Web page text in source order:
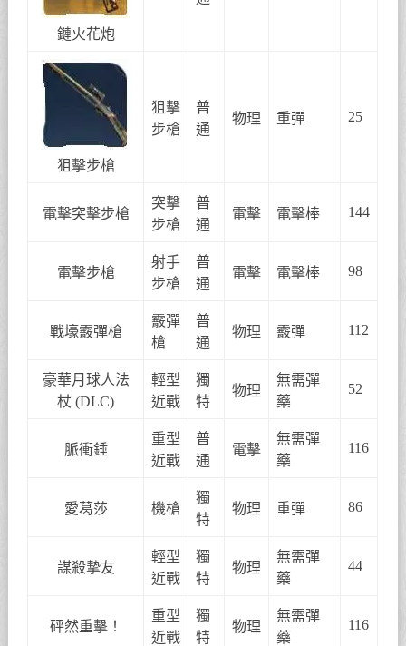
鏈火花炮
狙擊步槍
狙擊
步槍
普
通
物理 重彈 25
電擊突擊步槍
突擊
步槍
普
通
電擊 電擊棒 144
電擊步槍
射手
步槍
普
通
電擊 電擊棒 98
戰壕霰彈槍
霰彈
槍
普
通
物理 霰彈 112
豪華月球人法
杖 (DLC)
輕型
近戰
獨
特
物理
無需彈
藥
52
脈衝錘
重型
近戰
普
通
電擊
無需彈
藥
116
愛葛莎 機槍
獨
特
物理 重彈 86
謀殺摯友
輕型
近戰
獨
特
物理
無需彈
藥
44
砰然重擊！
重型
近戰
獨
特
物理
無需彈
藥
116